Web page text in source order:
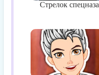
Стрелок спецназа